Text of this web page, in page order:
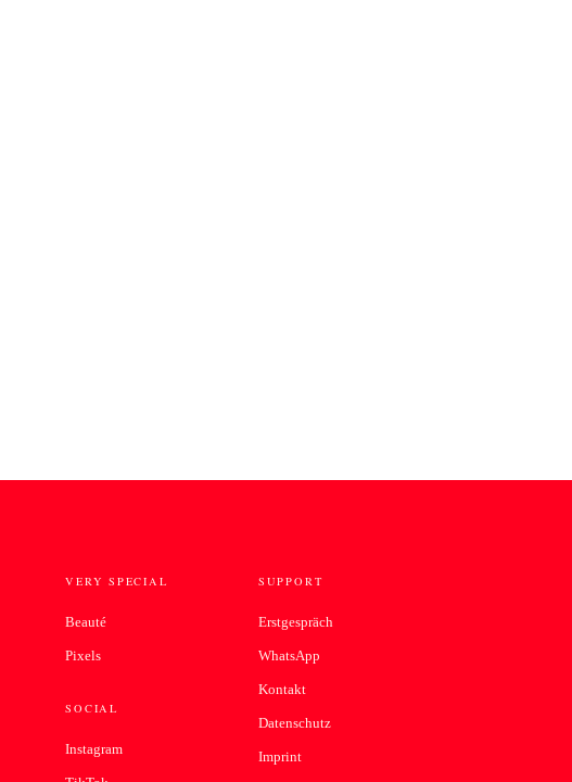
VERY SPECIAL
Beauté
Pixels
SOCIAL
Instagram
SUPPORT
Erstgespräch
WhatsApp
Kontakt
Datenschutz
Imprint